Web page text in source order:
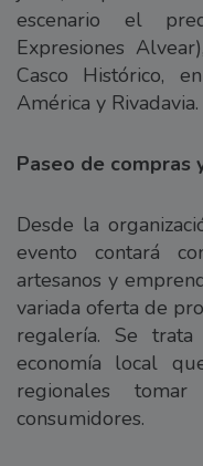
escenario el
Expresiones
Casco Histórico,
América y Rivadavia.
Paseo de compras
Desde la
evento contará
artesanos y
variada oferta de
regalería. Se
economía local
regionales
consumidores.